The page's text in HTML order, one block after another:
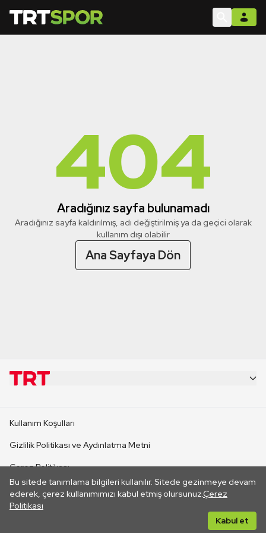
404
Aradığınız sayfa bulunamadı
Aradığınız sayfa kaldırılmış, adı değiştirilmiş ya da geçici olarak
kullanım dışı olabilir
Ana Sayfaya Dön
Bu sitede tanımlama bilgileri kullanılır. Sitede gezinmeye devam
ederek, çerez kullanımımızı kabul etmiş olursunuz.Çerez
Politikası
Kabul et
CANLI YAYINLAR
Kullanım Koşulları
Gizlilik Politikası ve Aydınlatma Metni
Çerez Politikası
İletişim
Her hakkı saklıdır. ©2026 TRT. Bağlantı yoluyla gidilen dış